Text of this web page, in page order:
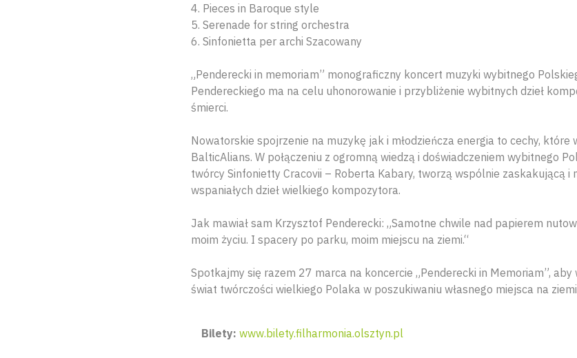
4. Pieces in Baroque style
5. Serenade for string orchestra
6. Sinfonietta per archi Szacowany
„Penderecki in memoriam” monograficzny koncert muzyki wybitnego
Pendereckiego ma na celu uhonorowanie i przybliżenie wybitnych dzieł
śmierci.
Nowatorskie spojrzenie na muzykę jak i młodzieńcza energia to cechy,
BalticAlians. W połączeniu z ogromną wiedzą i doświadczeniem wybitnego
twórcy Sinfonietty Cracovii – Roberta Kabary, tworzą wspólnie zaskakującą
wspaniałych dzieł wielkiego kompozytora.
Jak mawiał sam Krzysztof Penderecki: „Samotne chwile nad papierem
moim życiu. I spacery po parku, moim miejscu na ziemi.“
Spotkajmy się razem 27 marca na koncercie „Penderecki in Memoriam”, aby
świat twórczości wielkiego Polaka w poszukiwaniu własnego miejsca na
Bilety: www.bilety.filharmonia.olsztyn.pl